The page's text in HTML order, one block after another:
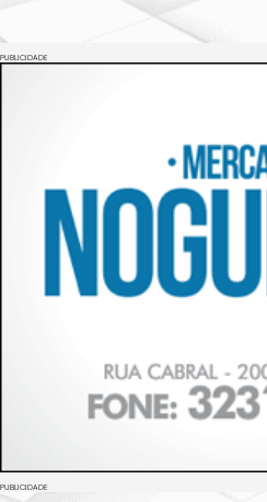
PUBLICIDADE
PUBLICIDADE